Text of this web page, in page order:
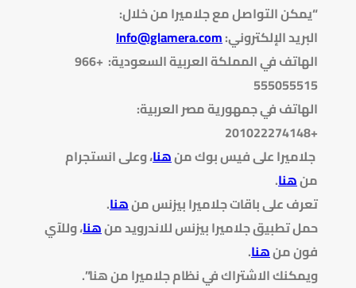
“يمكن التواصل مع جلاميرا من خلال:
البريد الإلكتروني:
Info@glamera.com
الهاتف في المملكة العربية السعودية: +966
555055515
الهاتف في جمهورية مصر العربية:
+201022274148
جلاميرا على فيس بوك منهنا، وعلى انستجرام
منهنا.
تعرف على باقات جلاميرا بيزنس منهنا.
حمل تطبيق جلاميرا بيزنس للاندرويد منهنا، وللآي
فون منهنا.
ويمكنك الاشتراك في نظام جلاميرا من هنا”.